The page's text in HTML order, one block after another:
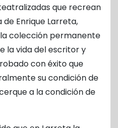
que recrean
Enrique Larreta,
colección permanente
la vida del escritor y
con éxito que
su condición de
a la condición de